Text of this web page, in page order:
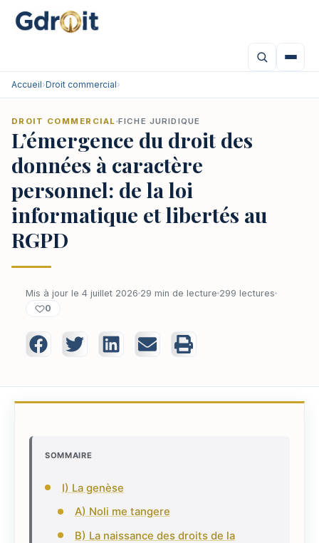
Accueil›Droit commercial›
DROIT COMMERCIAL FICHE JURIDIQUE
L’émergence du droit des
données à caractère
personnel: de la loi
informatique et libertés au
RGPD
Mis à jour le 4 juillet 2026 29 min de lecture 299 lectures
0
SOMMAIRE
I) La genèse
A) Noli me tangere
B) La naissance des droits de la